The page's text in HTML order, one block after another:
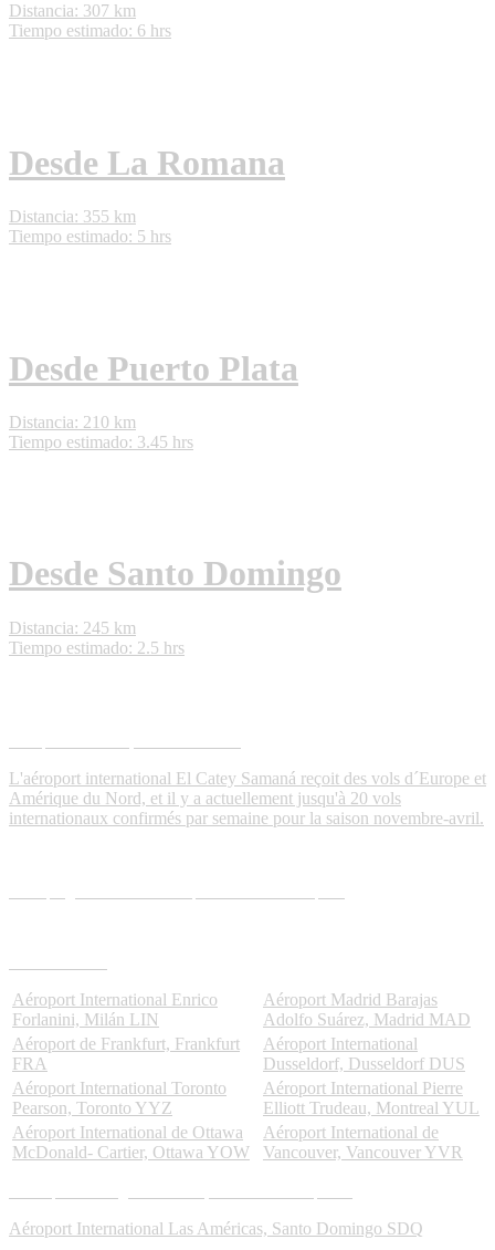
Distancia: 307 km
Tiempo estimado: 6 hrs
Desde La Romana
Distancia: 355 km
Tiempo estimado: 5 hrs
Desde Puerto Plata
Distancia: 210 km
Tiempo estimado: 3.45 hrs
Desde Santo Domingo
Distancia: 245 km
Tiempo estimado: 2.5 hrs
L'aéroport international El Catey Samaná reçoit des vols d´Europe et
Amérique du Nord, et il y a actuellement jusqu'à 20 vols
internationaux confirmés par semaine pour la saison novembre-avril.
Aéroport International Enrico
Forlanini, Milán LIN
Aéroport Madrid Barajas
Adolfo Suárez, Madrid MAD
Aéroport de Frankfurt, Frankfurt
FRA
Aéroport International
Dusseldorf, Dusseldorf DUS
Aéroport International Toronto
Pearson, Toronto YYZ
Aéroport International Pierre
Elliott Trudeau, Montreal YUL
Aéroport International de Ottawa
McDonald- Cartier, Ottawa YOW
Aéroport International de
Vancouver, Vancouver YVR
Aéroport International Las Américas, Santo Domingo SDQ